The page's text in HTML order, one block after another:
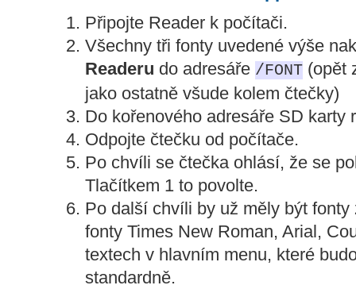
Připojte Reader k počítači.
Všechny tři fonty uvedené výše
Readeru do adresáře /FONT (opět
jako ostatně všude kolem čtečky)
Do kořenového adresáře SD karty
Odpojte čtečku od počítače.
Po chvíli se čtečka ohlásí, že se
Tlačítkem 1 to povolte.
Po další chvíli by už měly být
fonty Times New Roman, Arial,
textech v hlavním menu, které
standardně.